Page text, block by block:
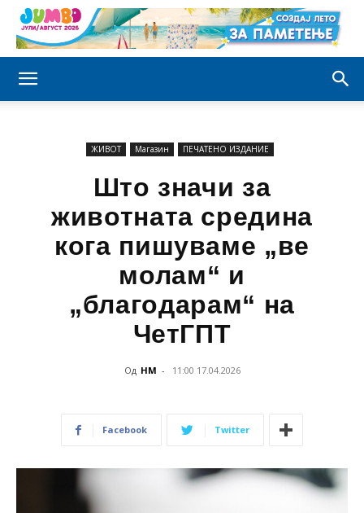
ЖИВОТ Магазин ПЕЧАТЕНО ИЗДАНИЕ
Што значи за
животната средина
кога пишуваме „ве
молам“ и
„благодарам“ на
ЧетГПТ
Од НМ - 11:00 17.04.2026
Facebook Twitter